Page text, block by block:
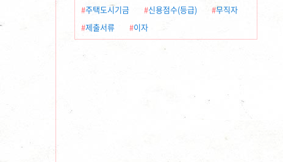
주택도시기금
신용점수(등급)
무직자
제출서류
이자